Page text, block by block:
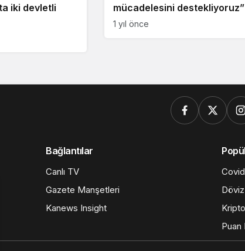
iki devletli
mücadelesini destekliyoruz”
1 yıl önce
Bağlantılar
Canlı TV
Gazete Manşetleri
Kanews Insight
Döviz
Puan